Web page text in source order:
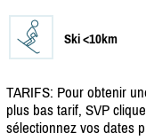
Ski <10km
TARIFS: Pour obtenir
plus bas tarif, SVP
sélectionnez vos dates